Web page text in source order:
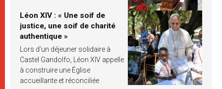
Léon XIV : « Une soif de
justice, une soif de charité
authentique »
Lors d’un déjeuner solidaire à
Castel Gandolfo, Léon XIV appelle
à construire une Église
accueillante et réconciliée